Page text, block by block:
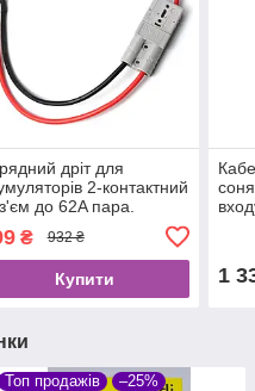
дріт для
2-контактний
до 62A пара.
₴ 932 ₴
Купити 1
Топ продажів –25%